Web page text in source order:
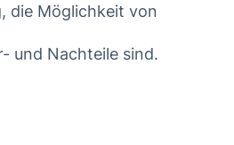
die Möglichkeit von
und Nachteile sind.